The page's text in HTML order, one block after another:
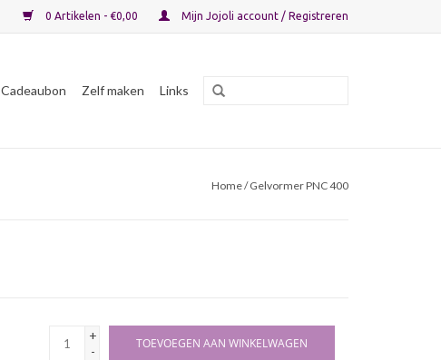
0 Artikelen - €0,00 Mijn Jojoli account / Registreren
Cadeaubon Zelf maken Links
Home/ Gelvormer PNC 400
+
-
TOEVOEGEN AAN WINKELWAGEN